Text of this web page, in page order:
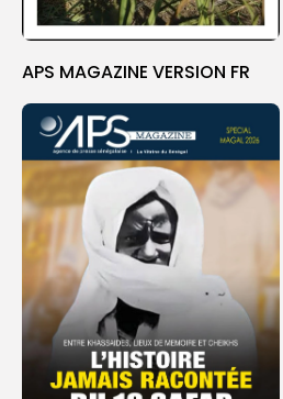
APS MAGAZINE VERSION FR